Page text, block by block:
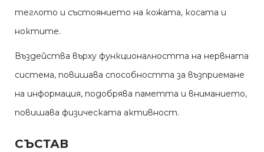
теглото и състоянието на кожата, косата и
ноктите.
Въздейства върху функционалността на нервната
система, повишава способността за възприемане
на информация, подобрява паметта и вниманието,
повишава физическата активност.
СЪСТАВ